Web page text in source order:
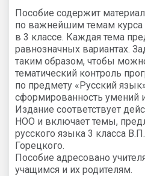
Пособие содержит
по важнейшим темам курса
в 3 классе. Каждая тема
равнозначных вариантах.
таким образом, чтобы
тематический контроль
по предмету «Русский
сформированность умений
Издание соответствует
НОО и включает темы,
русского языка 3 класса
Горецкого.
Пособие адресовано
учащимся и их родителям.